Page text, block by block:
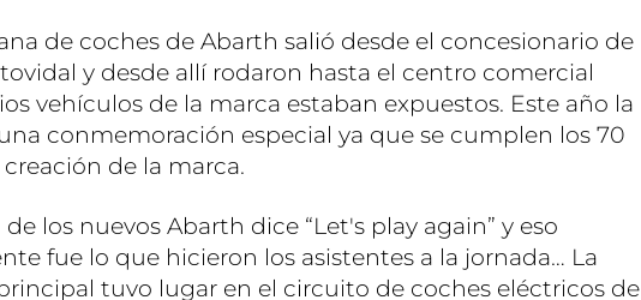
de coches de Abarth salió desde el concesionario de
y desde allí rodaron hasta el centro comercial
vehículos de la marca estaban expuestos. Este año la
conmemoración especial ya que se cumplen los 70
de la marca.
de los nuevos Abarth dice “Let's play again” y eso
fue lo que hicieron los asistentes a la jornada… La
tuvo lugar en el circuito de coches eléctricos de